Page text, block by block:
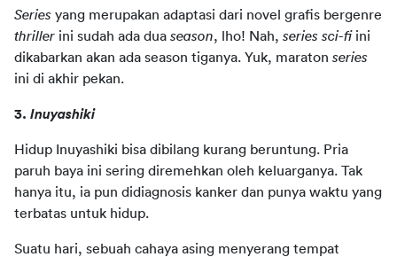
Series
thriller ini sudah ada dua season, lho! Nah, series sci-fi ini
dikabarkan akan ada season tiganya. Yuk, maraton series
ini di akhir pekan.
3. Inuyashiki
Hidup Inuyashiki bisa dibilang kurang beruntung. Pria
paruh baya ini sering diremehkan oleh keluarganya. Tak
hanya itu, ia pun didiagnosis kanker dan punya waktu yang
terbatas untuk hidup.
Suatu hari, sebuah cahaya asing menyerang tempat